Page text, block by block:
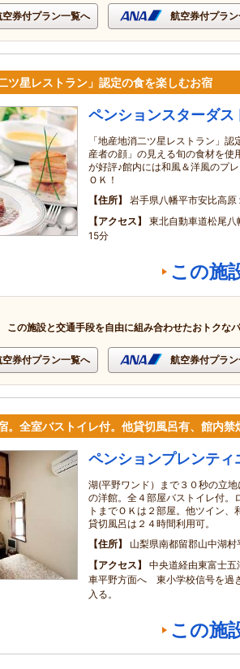
空券付プラン一覧へ 航空券付プラ
ツ星レストラン」認定の食を楽しむお宿
ペンションスターダス
「地産地消二ツ星レストラン」
産者の顔」の見える旬の食材を使
が好評♪館内には和風＆洋風のプ
ＯＫ！
住所
岩手県八幡平市安比高原
アクセス
東北自動車道松尾
15分
この施
この施設と交通手段を自由に組み合わせたおトクな
空券付プラン一覧へ 航空券付プラ
。全室バストイレ付。他貸切風呂有、館内禁
ペンションプレンティ
湖(平野ワンド）まで３０秒の立
の洋館。全４部屋バストイレ付。
トまでＯＫは２部屋。他ツイン
貸切風呂は２４時間利用可。
住所
山梨県南都留郡山中湖
アクセス
中央道経由東富士
車平野方面へ 東小学校信号を過
入る。
この施